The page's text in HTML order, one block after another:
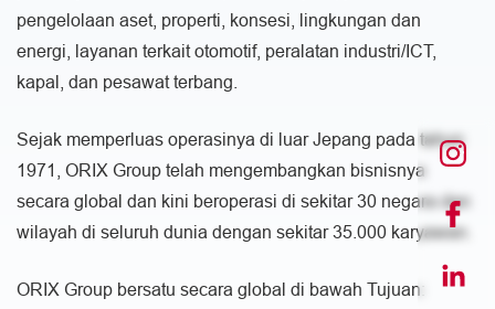
pengelolaan aset, properti, konsesi, lingkungan dan
energi, layanan terkait otomotif, peralatan industri/ICT,
kapal, dan pesawat terbang.
Sejak memperluas operasinya di luar Jepang pada tahun
1971, ORIX Group telah mengembangkan bisnisnya
secara global dan kini beroperasi di sekitar 30 negara dan
wilayah di seluruh dunia dengan sekitar 35.000 karyawan.
ORIX Group bersatu secara global di bawah Tujuan: